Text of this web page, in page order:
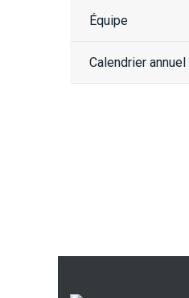
Équipe
Calendrier annuel